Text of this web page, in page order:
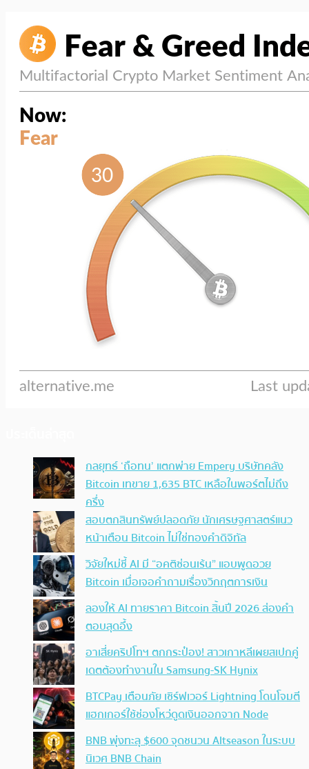
กลยุทธ์ ‘ถือทน’ แตกพ่าย Empery บริษัทคลัง
Bitcoin เทขาย 1,635 BTC เหลือในพอร์ตไม่ถึง
ครึ่ง
สอบตกสินทรัพย์ปลอดภัย นักเศรษฐศาสตร์แนว
หน้าเตือน Bitcoin ไม่ใช่ทองคำดิจิทัล
วิจัยใหม่ชี้ AI มี “อคติซ่อนเร้น” แอบพูดอวย
Bitcoin เมื่อเจอคำถามเรื่องวิกฤตการเงิน
ลองให้ AI ทายราคา Bitcoin สิ้นปี 2026 ส่องคำ
ตอบสุดอึ้ง
อาเสี่ยคริปโทฯ ตกกระป๋อง! สาวเกาหลีเผยสเปกคู่
เดตต้องทำงานใน Samsung-SK Hynix
BTCPay เตือนภัย เซิร์ฟเวอร์ Lightning โดนโจมตี
แฮกเกอร์ใช้ช่องโหว่ดูดเงินออกจาก Node
BNB พุ่งทะลุ $600 จุดชนวน Altseason ในระบบ
นิเวศ BNB Chain